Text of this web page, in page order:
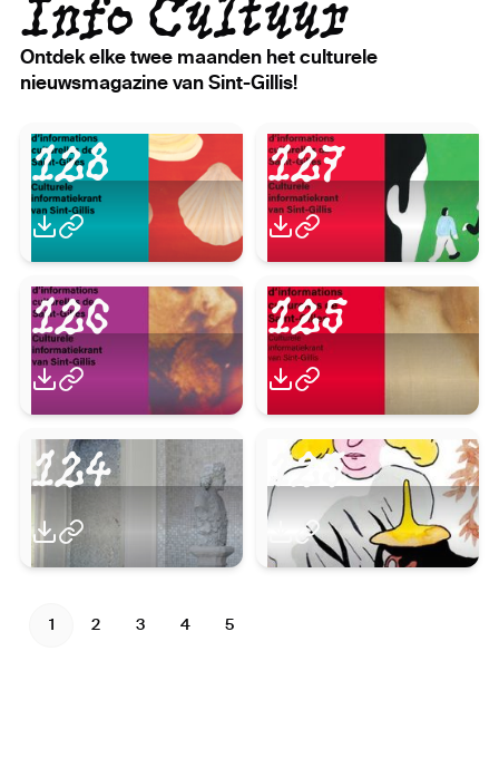
Ontdek elke twee maanden het culturele
nieuwsmagazine van Sint-Gillis!
128 127
126 125
124 123
1 2 3 4 5